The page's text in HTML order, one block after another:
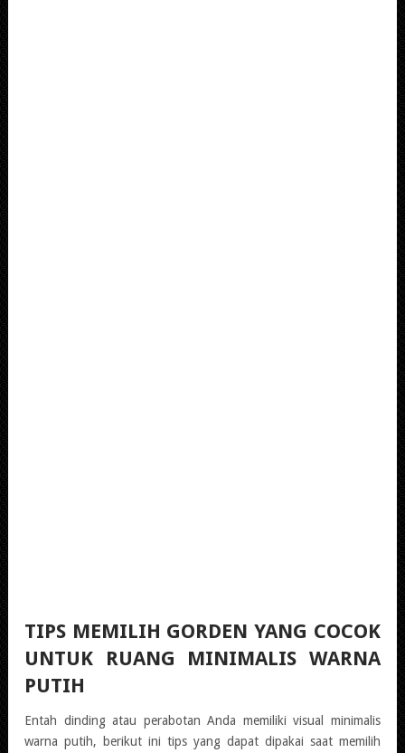
TIPS MEMILIH GORDEN YANG COCOK
UNTUK RUANG MINIMALIS WARNA
PUTIH
Entah dinding atau perabotan Anda memiliki visual minimalis
warna putih, berikut ini tips yang dapat dipakai saat memilih